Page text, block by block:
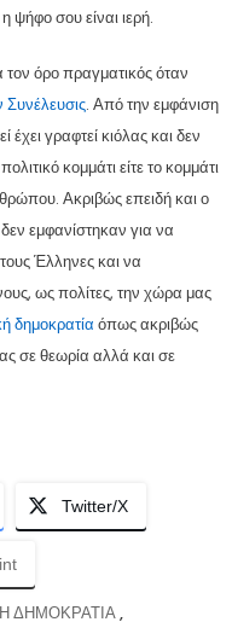
η ψήφο σου είναι ιερή.
τον όρο πραγματικός όταν
. Από την εμφάνιση
γραφτεί κιόλας και δεν
κομμάτι είτε το κομμάτι
Ακριβώς επειδή και ο
εμφανίστηκαν για να
Έλληνες και να
ως πολίτες, την χώρα μας
δημοκρατία όπως ακριβώς
σε θεωρία αλλά και σε
Twitter/X
ΔΗΜΟΚΡΑΤΙΑ,